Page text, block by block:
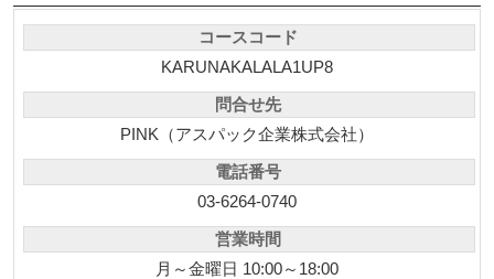
コースコード
KARUNAKALALA1UP8
問合せ先
PINK（アスパック企業株式会社）
電話番号
03-6264-0740
営業時間
月～金曜日 10:00～18:00